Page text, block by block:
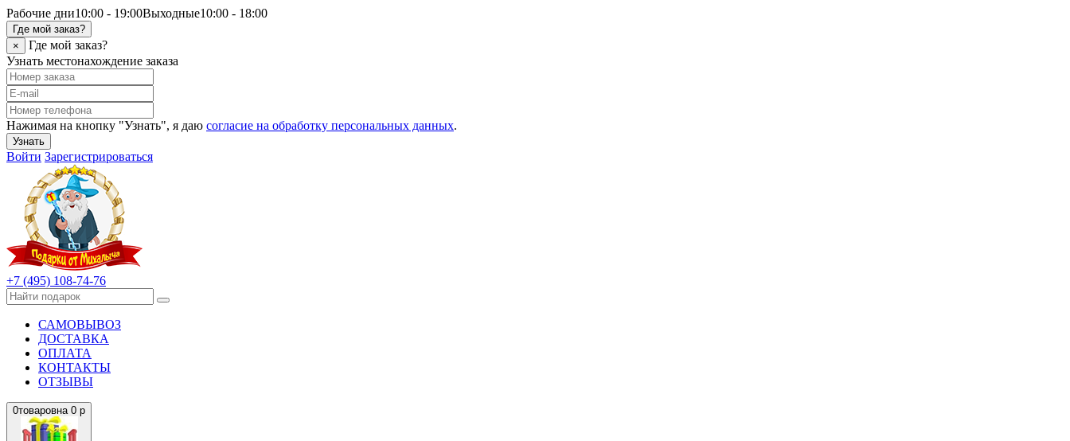
Рабочие дни10:00 - 19:00Выходные10:00 - 18:00
Где мой заказ?
×
Где мой заказ?
Узнать местонахождение заказа
Нажимая на кнопку "Узнать", я даю согласие на обработку персональных данных.
Узнать
Войти Зарегистрироваться
+7 (495) 108-74-76
САМОВЫВОЗ
ДОСТАВКА
ОПЛАТА
КОНТАКТЫ
ОТЗЫВЫ
0товаровна 0 р